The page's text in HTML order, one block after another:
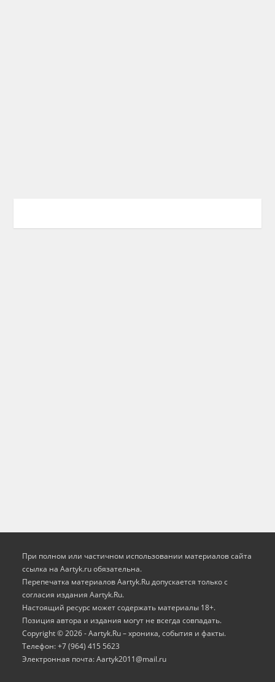
При полном или частичном использовании материалов сайта
ссылка на Aartyk.ru oбязательна.
Перепечатка материалов Aartyk.Ru допускается только с
согласия издания Aartyk.Ru.
Настоящий ресурс может содержать материалы 18+.
Позиция автора и издания могут не всегда совпадать.
Copyright © 2026 - Aartyk.Ru – хроника, события и факты.
Телефон: +7 (964) 415 5623
Электронная почта: Aartyk2011@mail.ru